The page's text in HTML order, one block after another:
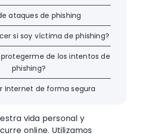
ataques de phishing
si soy víctima de phishing?
de los intentos de
phishing?
Internet de forma segura
vida personal y
online. Utilizamos